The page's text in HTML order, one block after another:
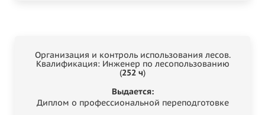
Организация и контроль использования лесов.
Квалификация: Инженер по лесопользованию
(252 ч)
Выдается:
Диплом о профессиональной переподготовке